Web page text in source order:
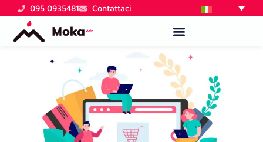
contenuto
095 0935481 Contattaci